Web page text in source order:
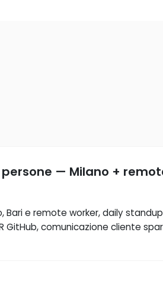
— Milano +
Bari e remote worker, daily
GitHub, comunicazione cliente